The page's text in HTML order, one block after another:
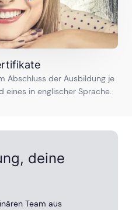
Abschluss der Ausbildung je
eines in englischer Sprache.
deine
Team aus